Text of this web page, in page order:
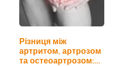
Різниця між
артритом, артрозом
та остеоартрозом: